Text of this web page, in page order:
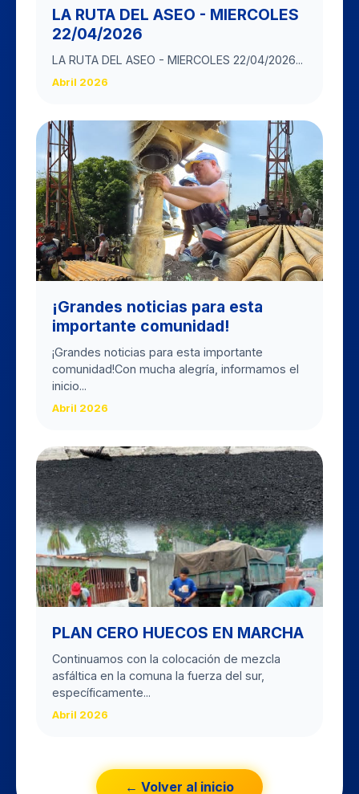
LA RUTA DEL ASEO - MIERCOLES
22/04/2026
LA RUTA DEL ASEO - MIERCOLES 22/04/2026...
Abril 2026
​¡Grandes noticias para esta
importante comunidad!
​¡Grandes noticias para esta importante
comunidad! ​Con mucha alegría, informamos el
inicio...
Abril 2026
PLAN CERO HUECOS EN MARCHA
Continuamos con la colocación de mezcla
asfáltica en la comuna la fuerza del sur,
específicamente...
Abril 2026
← Volver al inicio